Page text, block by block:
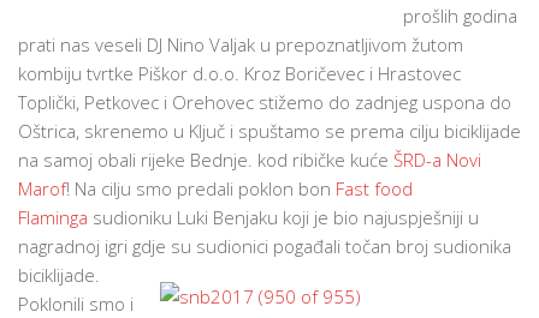
prošlih godina
prati nas veseli DJ Nino Valjak u prepoznatljivom žutom
kombiju tvrtke Piškor d.o.o. Kroz Boričevec i Hrastovec
Toplički, Petkovec i Orehovec stižemo do zadnjeg uspona do
Oštrica, skrenemo u Ključ i spuštamo se prema cilju biciklijade
na samoj obali rijeke Bednje. kod ribičke kuće ŠRD-a Novi
Marof! Na cilju smo predali poklon bon Fast food
Flaminga sudioniku Luki Benjaku koji je bio najuspješniji u
nagradnoj igri gdje su sudionici pogađali točan broj sudionika
biciklijade.
Poklonili smo i